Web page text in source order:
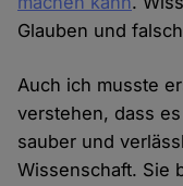
Glauben und
Auch ich musste
verstehen, dass
sauber und
Wissenschaft. Sie